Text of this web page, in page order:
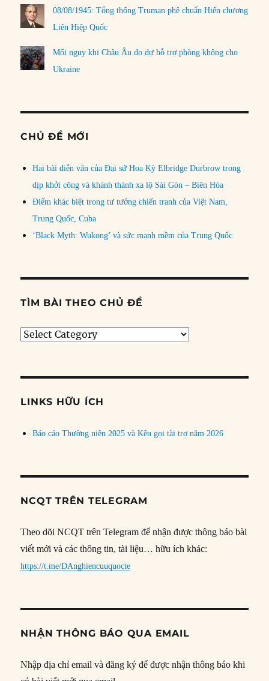
08/08/1945: Tổng thống Truman phê chuẩn Hiến chương
Liên Hiệp Quốc
Mối nguy khi Châu Âu do dự hỗ trợ phòng không cho
Ukraine
CHỦ ĐỀ MỚI
Hai bài diễn văn của Đại sứ Hoa Kỳ Elbridge Durbrow trong
dịp khởi công và khánh thành xa lộ Sài Gòn – Biên Hòa
Điểm khác biệt trong tư tưởng chiến tranh của Việt Nam,
Trung Quốc, Cuba
‘Black Myth: Wukong’ và sức mạnh mềm của Trung Quốc
TÌM BÀI THEO CHỦ ĐỀ
Tìm
đề
LINKS HỮU ÍCH
Báo cáo Thường niên 2025 và Kêu gọi tài trợ năm 2026
NCQT TRÊN TELEGRAM
Theo dõi NCQT trên Telegram để nhận được thông báo bài
viết mới và các thông tin, tài liệu… hữu ích khác:
https://t.me/DAnghiencuuquocte
NHẬN THÔNG BÁO QUA EMAIL
Nhập địa chỉ email và đăng ký để được nhận thông báo khi